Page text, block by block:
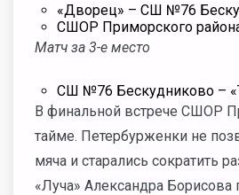
«Дворец» – СШ №76
СШОР Приморского района
Матч за 3-е место
СШ №76 Бескудниково –
В финальной встрече СШОР
тайме. Петербурженки не
мяча и старались сократить
«Луча» Александра Борисова